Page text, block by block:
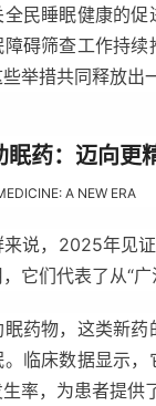
民睡眠健康的
碍筛查工作持续
举措共同释放出
眠药：迈向更
A NEW ERA
说，2025年见
它们代表了从“广
药物，这类新
临床数据显示
率，为患者提供